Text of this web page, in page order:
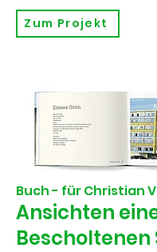
Zum Projekt
Buch - für Christian
Ansichten
Bescholtenen